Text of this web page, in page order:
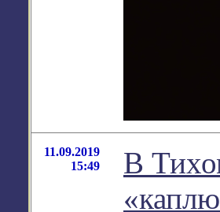
11.09.2019
15:49
В